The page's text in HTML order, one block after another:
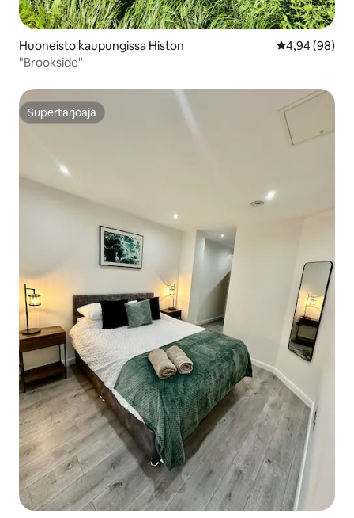
Huoneisto kaupungissa Histon
4,94 (98)
"Brookside"
Supertarjoaja
Supertarjoaja